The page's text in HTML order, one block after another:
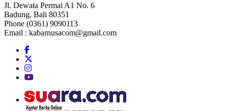
Jl. Dewata Permai A1 No. 6
Badung, Bali 80351
Phone (0361) 9090113
Email : kabarnusacom@gmail.com